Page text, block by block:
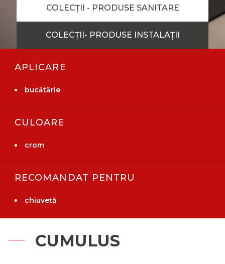
COLECȚII - PRODUSE SANITARE
COLECȚII- PRODUSE INSTALAȚII
CUMULUS
APLICARE
bucătărie
CULOARE
crom
RECOMANDAT PENTRU
chiuvetă